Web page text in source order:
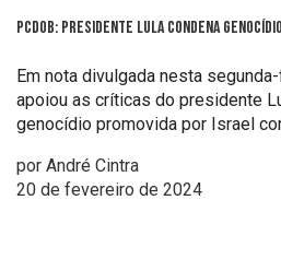
PCdoB: Presidente Lula condena
Em nota divulgada nesta
apoiou as críticas do presidente
genocídio promovida por Israel
por André Cintra
20 de fevereiro de 2024